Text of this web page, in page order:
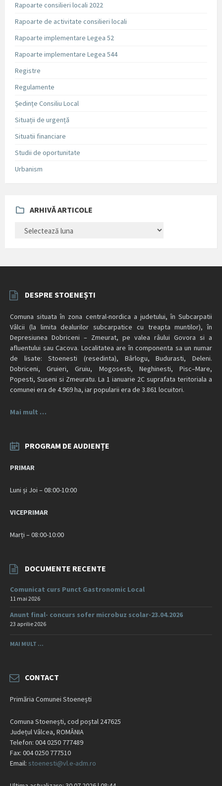
Rapoarte consilieri locali 2022
Rapoarte de activitate consilieri locali
Rapoarte implementare Legea 52
Rapoarte implementare Legea 544
Registre
Regulamente
Ședințe Consiliu Local
Situații de urgență
Situatii financiare
Studii de oportunitate
Urbanism
ARHIVĂ ARTICOLE
ARTICOLE
DESPRE STOENEȘTI
Comuna situata în zona central-nordica a judetului, în Subcarpatii
Vâlcii (la limita dealurilor subcarpatice cu treapta muntilor), în
Depresiunea Dobriceni – Zmeurat, pe valea râului Govora si a
afluentului sau Cacova. Localitatea are în componenta sa un numar
de lisate: Stoenesti (resedinta), Bârlogu, Budurasti, Deleni.
Dobriceni, Gruieri, Gruiu, Mogosesti, Neghinesti, Pisc–Mare,
Popesti, Suseni si Zmeuratu. La 1 ianuarie 2C suprafata teritoriala a
comunei era de 4.969 ha, iar popularii era de 3.861 locuitori.
Mai mult …
PROGRAM DE AUDIENȚE
PRIMAR
Luni și Joi – 08:00-10:00
VICEPRIMAR
Marți – 08:00-10:00
DOCUMENTE RECENTE
Comunicat curs Punct Gastronomic Local
11 mai 2026
Anunt final- concurs sofer microbuz scolar-23.04.2026
23 aprilie 2026
MAI MULT ...
CONTACT
Primăria Comunei Stoenești
Comuna Stoenești, cod poștal 247625
Județul Vâlcea, ROMÂNIA
Telefon: 004 0250 777489
Fax: 004 0250 777510
Email: stoenesti@vl.e-adm.ro